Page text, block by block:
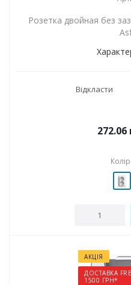
Розетка двойная без
Відкласти
272.06
АКЦІЯ
ДОСТАВКА
1500 ГРН*